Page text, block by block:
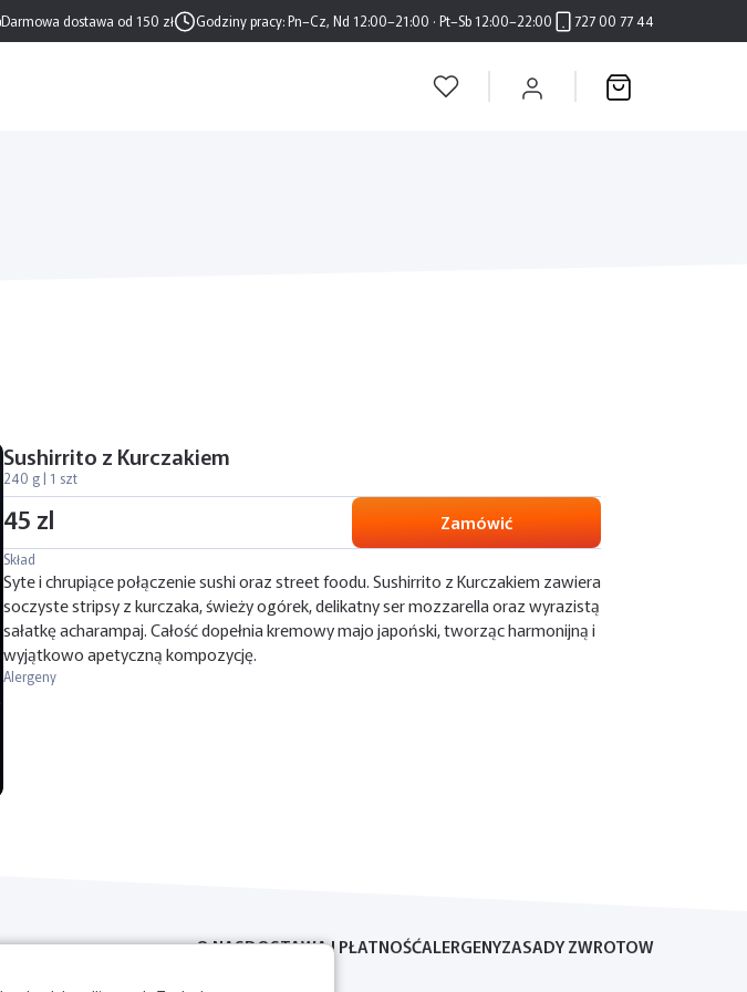
Darmowa dostawa od 150 zł Godziny pracy:Pn–Cz, Nd 12:00–21:00 · Pt–Sb 12:00–22:00 727 00 77 44
Sushirrito z Kurczakiem
240 g | 1 szt
45 zl Zamówić
Skład
Syte i chrupiące połączenie sushi oraz street foodu. Sushirrito z Kurczakiem zawiera
soczyste stripsy z kurczaka, świeży ogórek, delikatny ser mozzarella oraz wyrazistą
sałatkę acharampaj. Całość dopełnia kremowy majo japoński, tworząc harmonijną i
wyjątkowo apetyczną kompozycję.
Alergeny
O NASDOSTAWA I PŁATNOŚĆALERGENYZASADY ZWROTOW